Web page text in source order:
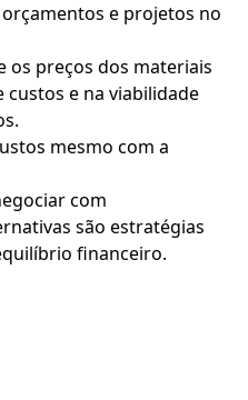
e projetos no
os preços dos materiais
custos e na viabilidade
mesmo com a
com
são estratégias
financeiro.